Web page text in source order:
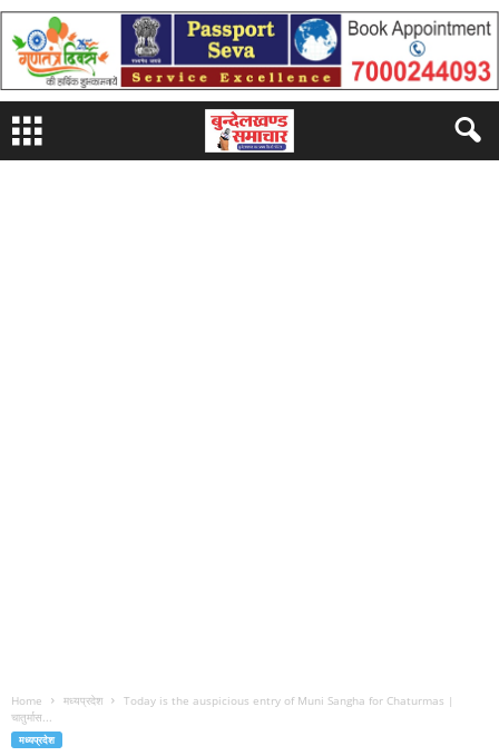
Home मध्यप्रदेश
Today is the auspicious entry of Muni Sangha for Chaturmas |
चातुर्मास...
मध्यप्रदेश